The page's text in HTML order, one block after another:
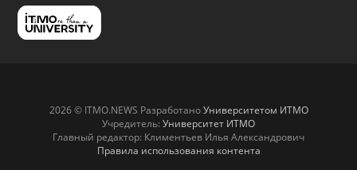
2026 © ITMO.NEWS РазработаноУниверситетом ИТМО
Учредитель: Университет ИТМО
Главный редактор: Климентьев Илья Александрович
Правила использования контента